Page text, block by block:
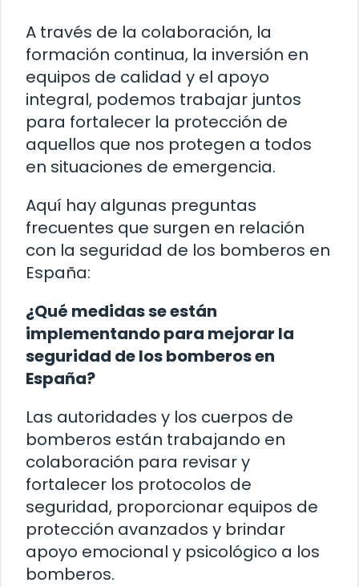
A través de la colaboración, la
formación continua, la inversión en
equipos de calidad y el apoyo
integral, podemos trabajar juntos
para fortalecer la protección de
aquellos que nos protegen a todos
en situaciones de emergencia.
Aquí hay algunas preguntas
frecuentes que surgen en relación
con la seguridad de los bomberos en
España:
¿Qué medidas se están
implementando para mejorar la
seguridad de los bomberos en
España?
Las autoridades y los cuerpos de
bomberos están trabajando en
colaboración para revisar y
fortalecer los protocolos de
seguridad, proporcionar equipos de
protección avanzados y brindar
apoyo emocional y psicológico a los
bomberos.